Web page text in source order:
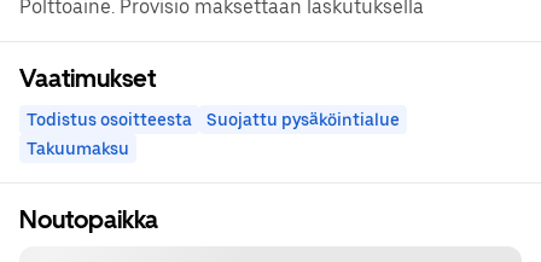
Polttoaine. Provisio maksettaan laskutuksella
Vaatimukset
Todistus osoitteesta
Suojattu pysäköintialue
Takuumaksu
Noutopaikka